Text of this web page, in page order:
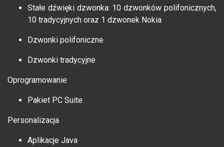
Stałe dźwięki dzwonka: 10 dzwonków polifonicznych,
10 tradycyjnych oraz 1 dzwonek Nokia
Dzwonki polifoniczne
Dzwonki tradycyjne
Oprogramowanie
Pakiet PC Suite
Personalizacja
Aplikacje Java